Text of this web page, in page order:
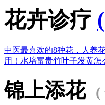
花卉诊疗
中医最喜欢的8种花，人养
用！ 水培富贵竹叶子发黄怎
锦上添花 (